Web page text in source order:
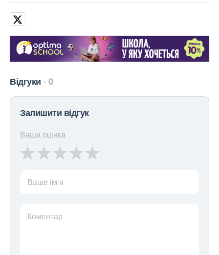
Відгуки 0
Залишити відгук
Ваша оцінка
Ваше ім’я
Коментар